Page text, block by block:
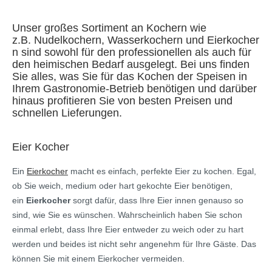
Unser großes Sortiment an Kochern wie
z.B. Nudelkochern, Wasserkochern und Eierkocher
n sind sowohl für den professionellen als auch für
den heimischen Bedarf ausgelegt. Bei uns finden
Sie alles, was Sie für das Kochen der Speisen in
Ihrem Gastronomie-Betrieb benötigen und darüber
hinaus profitieren Sie von besten Preisen und
schnellen Lieferungen.
Eier Kocher
Ein Eierkocher macht es einfach, perfekte Eier zu kochen. Egal,
ob Sie weich, medium oder hart gekochte Eier benötigen,
ein Eierkochersorgt dafür, dass Ihre Eier innen genauso so
sind, wie Sie es wünschen. Wahrscheinlich haben Sie schon
einmal erlebt, dass Ihre Eier entweder zu weich oder zu hart
werden und beides ist nicht sehr angenehm für Ihre Gäste. Das
können Sie mit einem Eierkocher vermeiden.